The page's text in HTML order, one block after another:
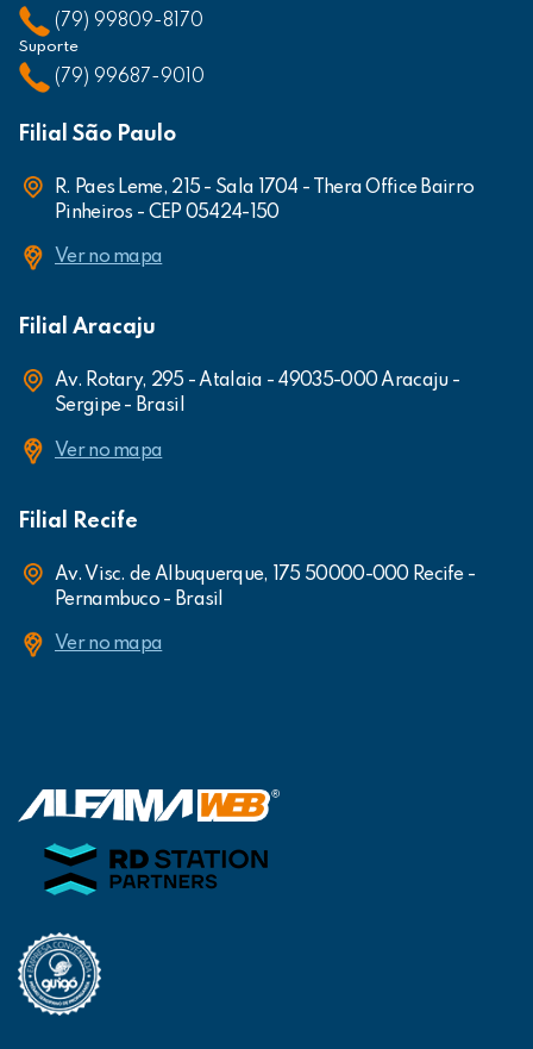
(79) 99809-8170
Suporte
(79) 99687-9010
Filial São Paulo
R. Paes Leme, 215 - Sala 1704 - Thera Office Bairro
Pinheiros - CEP 05424-150
Ver no mapa
Filial Aracaju
Av. Rotary, 295 - Atalaia - 49035-000 Aracaju -
Sergipe - Brasil
Ver no mapa
Filial Recife
Av. Visc. de Albuquerque, 175 50000-000 Recife -
Pernambuco - Brasil
Ver no mapa